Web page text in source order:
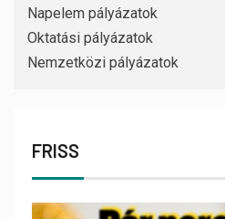
Napelem pályázatok
Oktatási pályázatok
Nemzetközi pályázatok
FRISS